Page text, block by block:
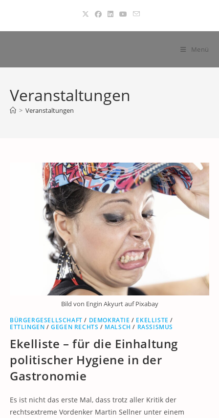
springen
Menü
Veranstaltungen
> Veranstaltungen
Bild von Engin Akyurt auf Pixabay
BÜRGERGESELLSCHAFT / DEMOKRATIE / EKELLISTE /
ETTLINGEN /GEGEN RECHTS / MALSCH / RASSISMUS
Ekelliste – für die Einhaltung
politischer Hygiene in der
Gastronomie
Es ist nicht das erste Mal, dass trotz aller Kritik der
rechtsextreme Vordenker Martin Sellner unter einem